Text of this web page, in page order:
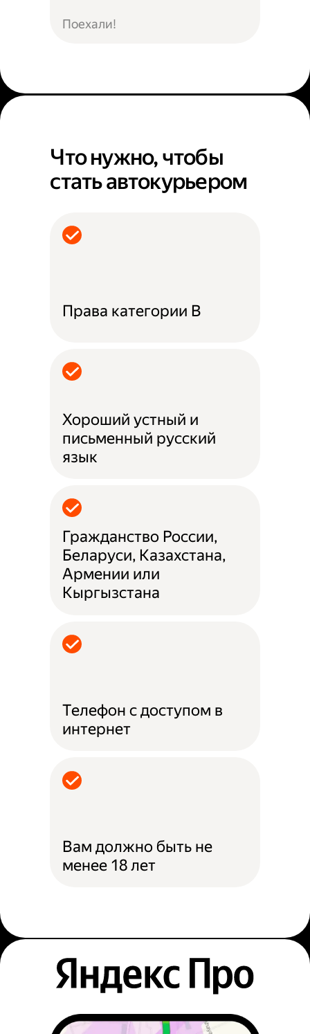
Поехали!
Что нужно, чтобы
стать автокурьером
Права категории B
Хороший устный и
письменный русский
язык
Гражданство России,
Беларуси, Казахстана,
Армении или
Кыргызстана
Телефон с доступом в
интернет
Вам должно быть не
менее 18 лет